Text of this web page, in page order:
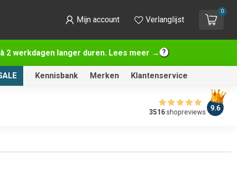
2 werkdagen langer duren. Lees meer →
Mijn account Verlanglijst
0
Kennisbank Merken Klantenservice
3516shopreviews 9.6